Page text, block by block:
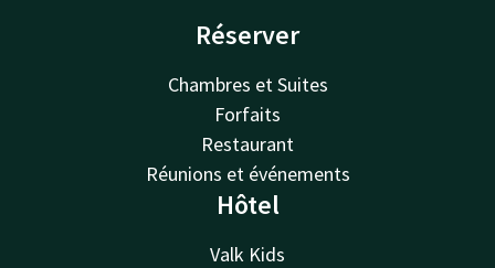
Réserver
Chambres et Suites
Forfaits
Restaurant
Réunions et événements
Hôtel
Valk Kids